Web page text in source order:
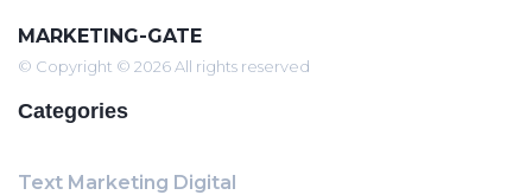
MARKETING-GATE
© Copyright © 2026 All rights reserved
Categories
Text Marketing Digital